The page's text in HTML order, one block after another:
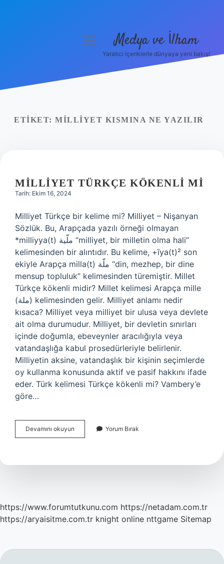
Yasal Uyarı
menüyüMedya ve İlham
Yaratıcı içeriklerle dünyaya yeni bakış!
ETIKET: MILLIYET KISMINA NE YAZILIR
MILLIYET TÜRKÇE KÖKENLI MI
Tarih: Ekim 16, 2024
Milliyet Türkçe bir kelime mi? Milliyet – Nişanyan
Sözlük. Bu, Arapçada yazılı örneği olmayan
*milliyya(t) ملّية “milliyet, bir milletin olma hali”
kelimesinden bir alıntıdır. Bu kelime, +īya(t)² son
ekiyle Arapça milla(t) ملّة “din, mezhep, bir dine
mensup topluluk” kelimesinden türemiştir. Millet
Türkçe kökenli midir? Millet kelimesi Arapça mille
(ملة) kelimesinden gelir. Milliyet anlamı nedir
kısaca? Milliyet veya milliyet bir ulusa veya devlete
ait olma durumudur. Milliyet, bir devletin sınırları
içinde doğumla, ebeveynler aracılığıyla veya
vatandaşlığa kabul prosedürleriyle belirlenir.
Milliyetin aksine, vatandaşlık bir kişinin seçimlerde
oy kullanma konusunda aktif ve pasif hakkını ifade
eder. Türk kelimesi Türkçe kökenli mi? Vambery’e
göre…
Devamını okuyun
Türkçe
Yorum Bırak
https://www.forumtutkunu.com https://netadam.com.tr
https://aryaisitme.com.tr knight online nttgame Sitemap